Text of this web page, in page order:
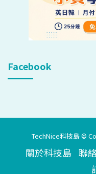
Facebook
TechNice科技島 ©
關於科技島 聯